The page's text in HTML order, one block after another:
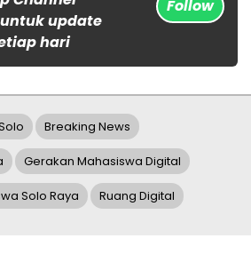
update
hari
Follow
Breaking News
Gerakan Mahasiswa Digital
Solo Raya Ruang Digital